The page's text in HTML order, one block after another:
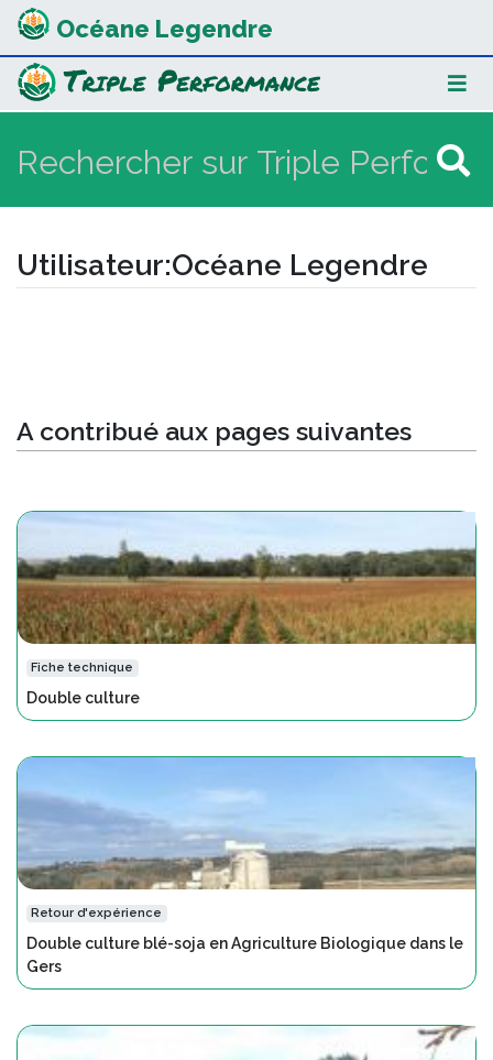
Océane Legendre
Utilisateur:Océane Legendre
A contribué aux pages suivantes
Fiche technique
Double culture
Retour d'expérience
Double culture blé-soja en Agriculture Biologique dans le
Gers